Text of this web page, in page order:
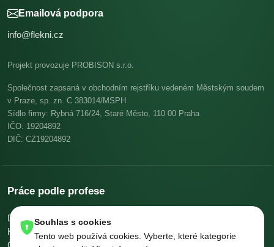
Emailová podpora
info@flekni.cz
Projekt provozuje PROBISON s.r.o.
Společnost zapsaná v obchodním rejstříku vedeném Městským soudem
v Praze, sp. zn. C 383014/MSPH
Sídlo firmy: Rybná 716/24, Staré Město, 110 00 Praha
IČO: 19204892
DIČ: CZ19204892
Práce podle profese
Dělníci v oblasti výstavby a údržby budov
KuchařiSkladníci, obsluha manipulačních vozíků
Číšníci a servírky
Ostatní uklízeči a pomocníci
Souhlas s cookies
Tento web používá cookies. Vyberte, které kategorie